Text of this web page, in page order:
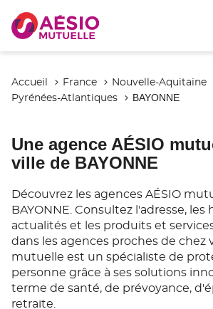
Accueil France
Nouvelle-Aquitaine
Pyrénées-Atlantiques
BAYONNE
Une agence AÉSIO
ville de BAYONNE
Découvrez les agences AÉSIO
BAYONNE. Consultez l'adresse, les
actualités et les produits et
dans les agences proches de chez
mutuelle est un spécialiste de
personne grâce à ses solutions
terme de santé, de prévoyance,
retraite.